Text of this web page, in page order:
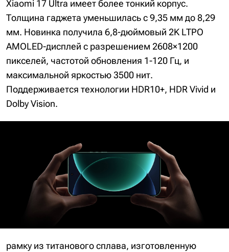
Xiaomi 17 Ultra имеет более тонкий корпус.
Толщина гаджета уменьшилась с 9,35 мм до 8,29
мм. Новинка получила 6,8-дюймовый 2K LTPO
AMOLED-дисплей с разрешением 2608×1200
пикселей, частотой обновления 1-120 Гц, и
максимальной яркостью 3500 нит.
Поддерживается технологии HDR10+, HDR Vivid и
Dolby Vision.
рамку из титанового сплава, изготовленную